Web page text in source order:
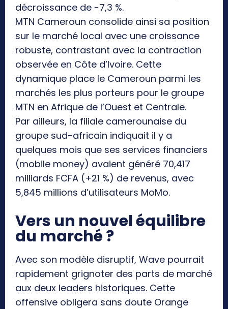
décroissance de -7,3 %.
MTN Cameroun consolide ainsi sa position
sur le marché local avec une croissance
robuste, contrastant avec la contraction
observée en Côte d’Ivoire. Cette
dynamique place le Cameroun parmi les
marchés les plus porteurs pour le groupe
MTN en Afrique de l’Ouest et Centrale.
Par ailleurs, la filiale camerounaise du
groupe sud-africain indiquait il y a
quelques mois que ses services financiers
(mobile money) avaient généré 70,417
milliards FCFA (+21 %) de revenus, avec
5,845 millions d’utilisateurs MoMo.
Vers un nouvel équilibre
du marché ?
Avec son modèle disruptif, Wave pourrait
rapidement grignoter des parts de marché
aux deux leaders historiques. Cette
offensive obligera sans doute Orange